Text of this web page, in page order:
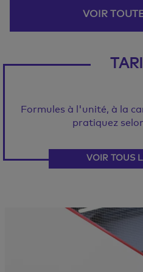
VOIR
Formules à l'unité, à la
pratiquez
VOIR TOUS